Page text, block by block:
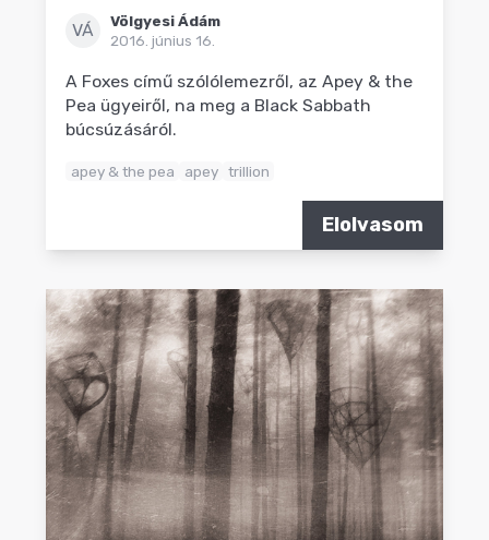
VÁ
Völgyesi Ádám
2016. június 16.
A Foxes című szólólemezről, az Apey & the
Pea ügyeiről, na meg a Black Sabbath
búcsúzásáról.
apey & the pea apey trillion
Elolvasom